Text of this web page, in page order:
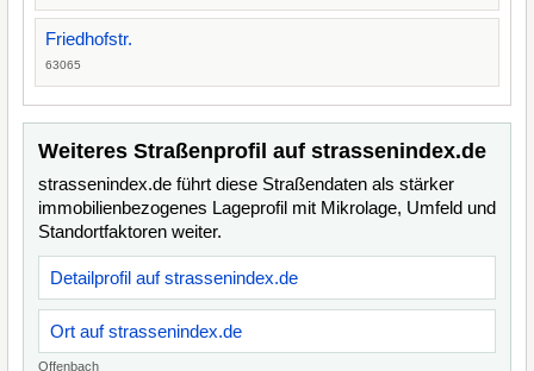
Friedhofstr.
63065
Weiteres Straßenprofil auf strassenindex.de
strassenindex.de führt diese Straßendaten als stärker
immobilienbezogenes Lageprofil mit Mikrolage, Umfeld und
Standortfaktoren weiter.
Detailprofil auf strassenindex.de
Ort auf strassenindex.de
Offenbach